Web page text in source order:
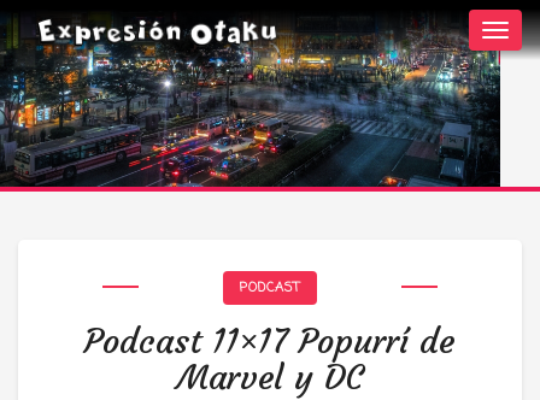
PODCAST
Podcast 11×17 Popurrí de
Marvel y DC